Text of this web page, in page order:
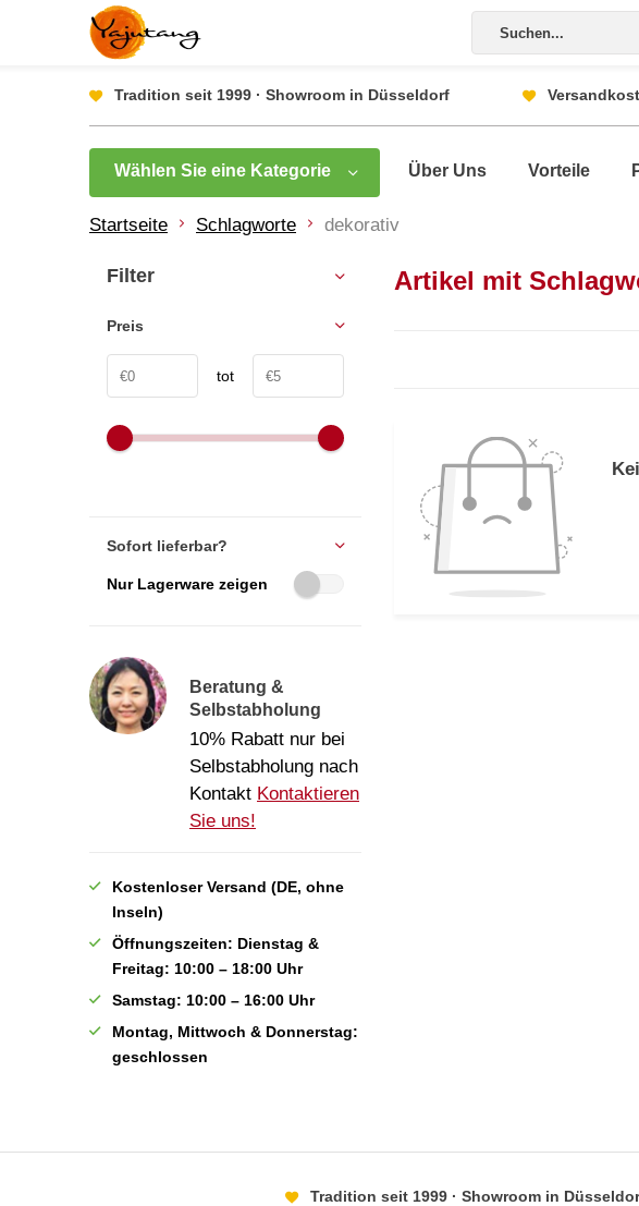
Tradition seit 1999 · Showroom in Düsseldorf
Wählen Sie eine Kategorie Über Uns Vorteile
Startseite Schlagworte dekorativ
Artikel mit
Filter
Preis
tot
Sofort lieferbar?
Nur Lagerware zeigen
Beratung &
Selbstabholung
10% Rabatt nur bei
Selbstabholung nach
Kontakt Kontaktieren
Sie uns!
Kostenloser Versand (DE, ohne
Inseln)
Öffnungszeiten: Dienstag &
Freitag: 10:00 – 18:00 Uhr
Samstag: 10:00 – 16:00 Uhr
Montag, Mittwoch & Donnerstag:
geschlossen
Tradition seit 1999 · Showroom in